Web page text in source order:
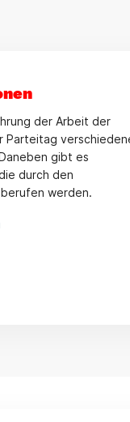
der Arbeit der
Parteitag
gibt es
die durch den
werden.